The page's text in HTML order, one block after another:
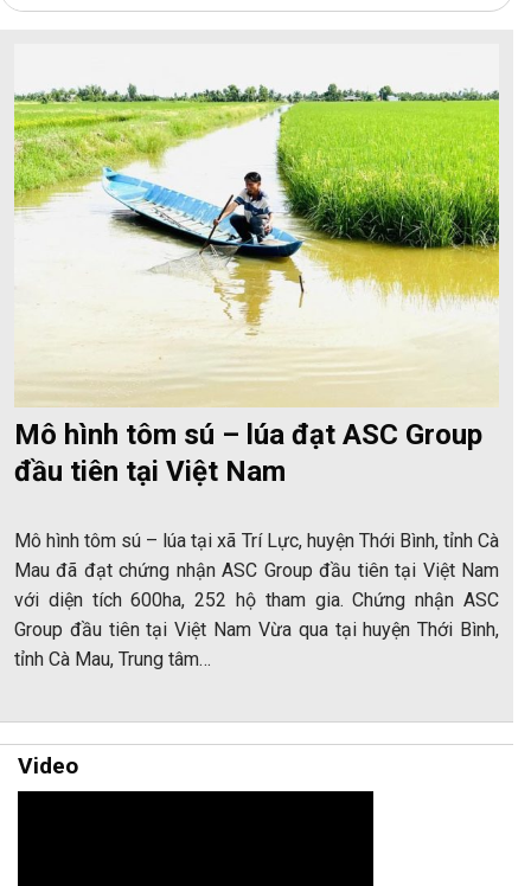
Mô hình tôm sú – lúa đạt ASC Group
đầu tiên tại Việt Nam
Mô hình tôm sú – lúa tại xã Trí Lực, huyện Thới Bình, tỉnh Cà
Mau đã đạt chứng nhận ASC Group đầu tiên tại Việt Nam
với diện tích 600ha, 252 hộ tham gia. Chứng nhận ASC
Group đầu tiên tại Việt Nam Vừa qua tại huyện Thới Bình,
tỉnh Cà Mau, Trung tâm…
Video